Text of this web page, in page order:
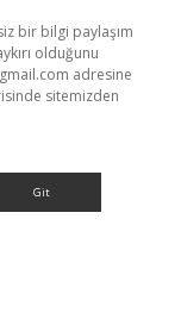
bir bilgi paylaşım
olduğunu
adresine
sitemizden